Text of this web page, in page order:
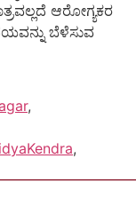
ಆರೋಗ್ಯಕರ
ಬೆಳೆಸುವ
,
,